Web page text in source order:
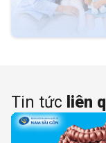
Tin tức liên